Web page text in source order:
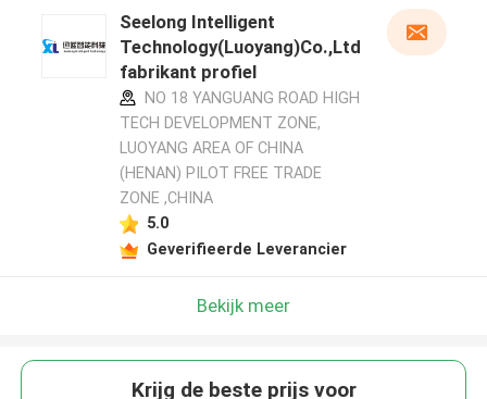
Seelong Intelligent
Technology(Luoyang)Co.,Ltd
fabrikant profiel
NO 18 YANGUANG ROAD HIGH
TECH DEVELOPMENT ZONE,
LUOYANG AREA OF CHINA
(HENAN) PILOT FREE TRADE
ZONE ,CHINA
5.0
Geverifieerde Leverancier
Bekijk meer
Krijg de beste prijs voor